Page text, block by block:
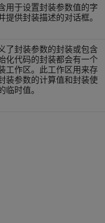
用于设置封装参数值的字
提供封装描述的对话框。
了封装参数的封装或包含
化代码的封装都会有一个
工作区。此工作区用来存
装参数的计算值和封装使
临时值。